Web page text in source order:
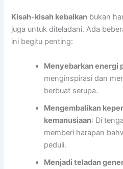
Kisah-kisah kebaikan bukan
juga untuk diteladani. Ada
ini begitu penting:
Menyebarkan energi
menginspirasi dan
berbuat serupa.
Mengembalikan
kemanusiaan: Di
memberi harapan
peduli.
Menjadi teladan